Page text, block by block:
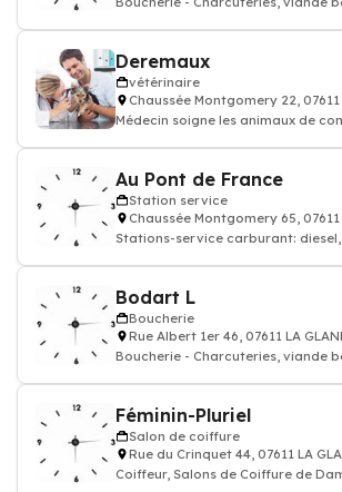
Deremaux
vétérinaire
Chaussée Montgomery 22, 07611
Médecin soigne les animaux de
Au Pont de France
Station service
Chaussée Montgomery 65, 07611
Stations-service carburant:
Bodart L
Boucherie
Rue Albert 1er 46, 07611 LA
Boucherie - Charcuteries, viande
Féminin-Pluriel
Salon de coiffure
Rue du Crinquet 44, 07611 LA
Coiffeur, Salons de Coiffure de